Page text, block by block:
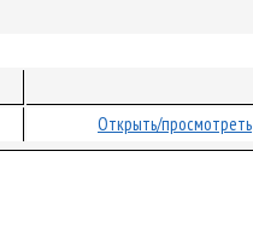
Открыть/просмотреть